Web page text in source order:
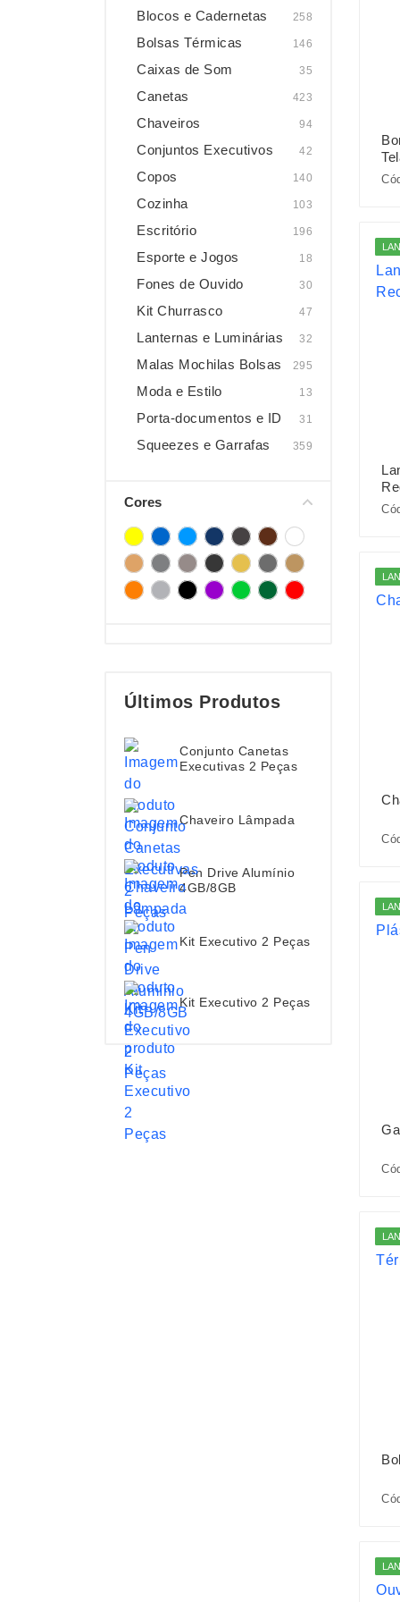
Blocos e Cadernetas 258
Bolsas Térmicas 146
Caixas de Som 35
Canetas 423
Chaveiros 94
Conjuntos Executivos 42
Copos 140
Cozinha 103
Escritório 196
Esporte e Jogos 18
Fones de Ouvido 30
Kit Churrasco 47
Lanternas e Luminárias 32
Malas Mochilas Bolsas 295
Moda e Estilo 13
Porta-documentos e ID 31
Squeezes e Garrafas 359
Cores
Últimos Produtos
Conjunto Canetas
Executivas 2 Peças
Chaveiro Lâmpada
Pen Drive Alumínio
4GB/8GB
Kit Executivo 2 Peças
Kit Executivo 2 Peças